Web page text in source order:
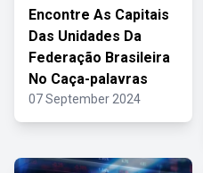
Encontre As Capitais
Das Unidades Da
Federação Brasileira
No Caça-palavras
07 September 2024